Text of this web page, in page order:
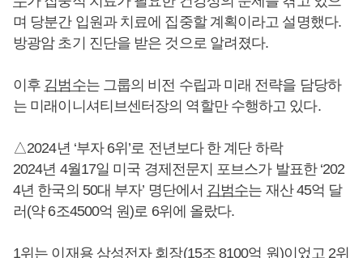
며 당분간 입원과 치료에 집중할 계획이라고 설명했다.
방광암 초기 진단을 받은 것으로 알려졌다.
이후 김범수는 그룹의 비전 수립과 미래 전략을 담당하
는 미래이니셔티브센터장의 역할만 수행하고 있다.
△2024년 ‘부자 6위’로 전년보다 한 계단 하락
2024년 4월17일 미국 경제전문지 포브스가 발표한 ‘202
4년 한국의 50대 부자’ 명단에서 김범수는 재산 45억 달
러(약 6조4500억 원)로 6위에 올랐다.
1위는 이재용 삼성전자 회장(15조 8100억 원)이었고 2위